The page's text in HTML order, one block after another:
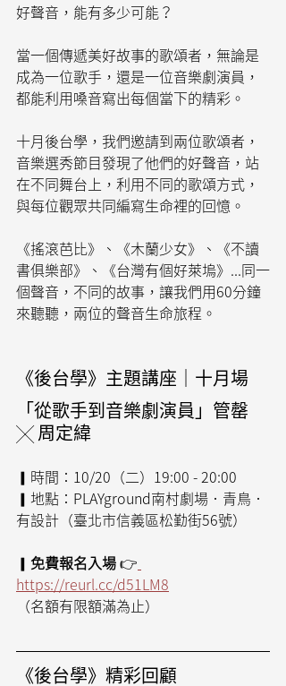
好聲音，能有多少可能？
當一個傳遞美好故事的歌頌者，無論是
成為一位歌手，還是一位音樂劇演員，
都能利用嗓音寫出每個當下的精彩。
十月後台學，我們邀請到兩位歌頌者，
音樂選秀節目發現了他們的好聲音，站
在不同舞台上，利用不同的歌頌方式，
與每位觀眾共同編寫生命裡的回憶。
《搖滾芭比》、《木蘭少女》、《不讀
書俱樂部》、《台灣有個好萊塢》...同一
個聲音，不同的故事，讓我們用60分鐘
來聽聽，兩位的聲音生命旅程。
《後台學》主題講座｜十月場
「從歌手到音樂劇演員」管罄
╳ 周定緯
▎時間：10/20（二）19:00 - 20:00
▎地點：PLAYground南村劇場．青鳥．
有設計（臺北市信義區松勤街56號）
▎ 免費報名入場 👉
https://reurl.cc/d51LM8
（名額有限額滿為止）
《後台學》精彩回顧